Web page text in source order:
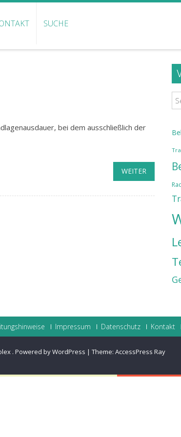
SUCHE
bei dem ausschließlich der
WEITER
Impressum Datenschutz Kontakt
. Powered by WordPress | Theme: AccessPress Ray